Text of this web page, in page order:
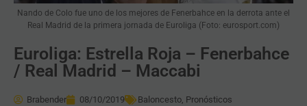
Nando de Colo fue uno de los mejores de Fenerbahce en la derrota ante el
Real Madrid de la primera jornada de Euroliga (Foto: eurosport.com)
Euroliga: Estrella Roja – Fenerbahce
/ Real Madrid – Maccabi
Brabender 08/10/2019 Baloncesto, Pronósticos